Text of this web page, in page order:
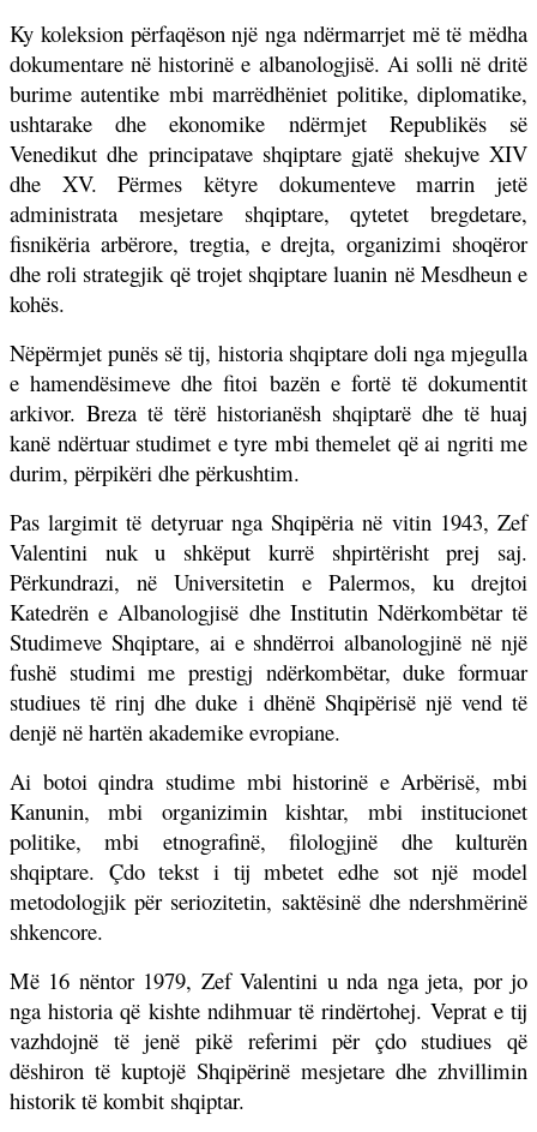
Ky koleksion përfaqëson një nga ndërmarrjet më të mëdha
dokumentare në historinë e albanologjisë. Ai solli në dritë
burime autentike mbi marrëdhëniet politike, diplomatike,
ushtarake dhe ekonomike ndërmjet Republikës së
Venedikut dhe principatave shqiptare gjatë shekujve XIV
dhe XV. Përmes këtyre dokumenteve marrin jetë
administrata mesjetare shqiptare, qytetet bregdetare,
fisnikëria arbërore, tregtia, e drejta, organizimi shoqëror
dhe roli strategjik që trojet shqiptare luanin në Mesdheun e
kohës.
Nëpërmjet punës së tij, historia shqiptare doli nga mjegulla
e hamendësimeve dhe fitoi bazën e fortë të dokumentit
arkivor. Breza të tërë historianësh shqiptarë dhe të huaj
kanë ndërtuar studimet e tyre mbi themelet që ai ngriti me
durim, përpikëri dhe përkushtim.
Pas largimit të detyruar nga Shqipëria në vitin 1943, Zef
Valentini nuk u shkëput kurrë shpirtërisht prej saj.
Përkundrazi, në Universitetin e Palermos, ku drejtoi
Katedrën e Albanologjisë dhe Institutin Ndërkombëtar të
Studimeve Shqiptare, ai e shndërroi albanologjinë në një
fushë studimi me prestigj ndërkombëtar, duke formuar
studiues të rinj dhe duke i dhënë Shqipërisë një vend të
denjë në hartën akademike evropiane.
Ai botoi qindra studime mbi historinë e Arbërisë, mbi
Kanunin, mbi organizimin kishtar, mbi institucionet
politike, mbi etnografinë, filologjinë dhe kulturën
shqiptare. Çdo tekst i tij mbetet edhe sot një model
metodologjik për seriozitetin, saktësinë dhe ndershmërinë
shkencore.
Më 16 nëntor 1979, Zef Valentini u nda nga jeta, por jo
nga historia që kishte ndihmuar të rindërtohej. Veprat e tij
vazhdojnë të jenë pikë referimi për çdo studiues që
dëshiron të kuptojë Shqipërinë mesjetare dhe zhvillimin
historik të kombit shqiptar.